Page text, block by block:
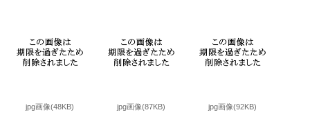
jpg画像(48KB) jpg画像(87KB) jpg画像(92KB)